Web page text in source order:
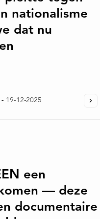
nationalisme
dat nu
- 19-12-2025
een
— deze
documentaire